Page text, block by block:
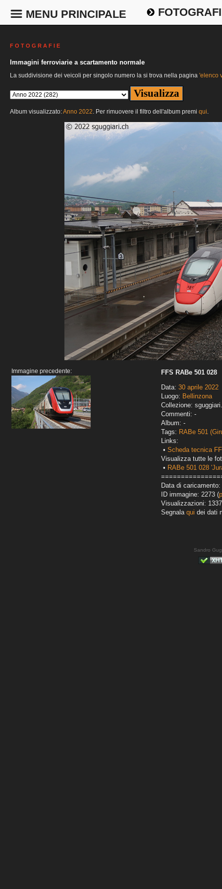
MENU PRINCIPALE
F O T O G R A F I E
Immagini ferroviarie a scartamento normale
La suddivisione dei veicoli per singolo numero la si trova nella pagina 'elenco
Album visualizzato:Anno 2022. Per rimuovere il filtro dell'album premi qui.
Immagine precedente:
FFS RABe 501 028
Data: 30 aprile 2022
Luogo: Bellinzona
Collezione:
Commenti: -
Album: -
Tags: RABe 501
Links:
• Scheda tecnica
Visualizza tutte le
• RABe 501 028
Data di
ID immagine: 2273 (
Visualizzazioni: 1337
Segnala qui dei dati
Sandro